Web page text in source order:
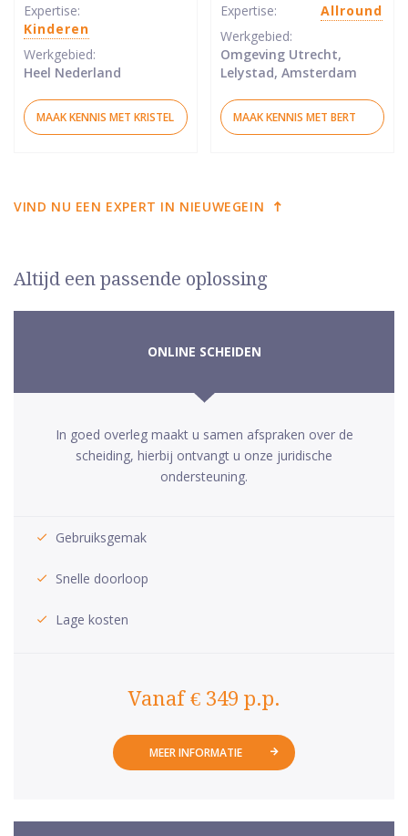
Expertise:
Kinderen
Werkgebied:
Heel Nederland
MAAK KENNIS MET KRISTEL
Expertise:
Allround
Werkgebied:
Omgeving Utrecht,
Lelystad, Amsterdam
MAAK KENNIS MET BERT
VIND NU EEN EXPERT IN NIEUWEGEIN
Altijd een passende oplossing
ONLINE SCHEIDEN
In goed overleg maakt u samen afspraken over de
scheiding, hierbij ontvangt u onze juridische
ondersteuning.
Gebruiksgemak
Snelle doorloop
Lage kosten
Vanaf € 349 p.p.
MEER INFORMATIE